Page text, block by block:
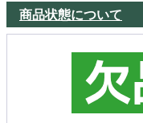
商品状態について